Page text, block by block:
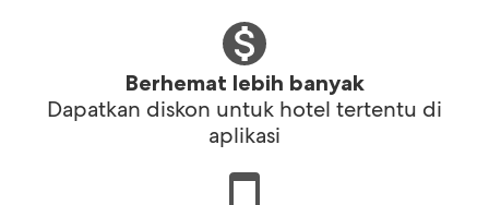
Berhemat lebih banyak
Dapatkan diskon untuk hotel tertentu di
aplikasi